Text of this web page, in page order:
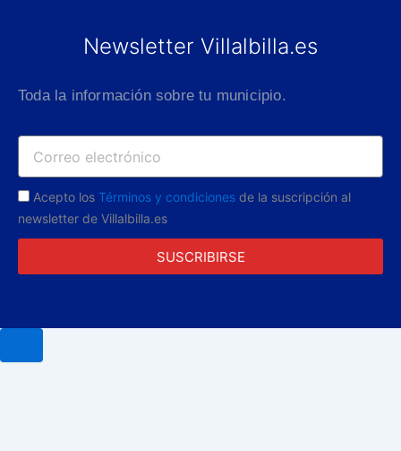
Newsletter Villalbilla.es
Toda la información sobre tu municipio.
Acepto los Términos y condiciones de la suscripción al
newsletter de Villalbilla.es
SUSCRIBIRSE